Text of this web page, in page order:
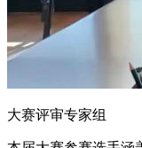
大赛评审专家组